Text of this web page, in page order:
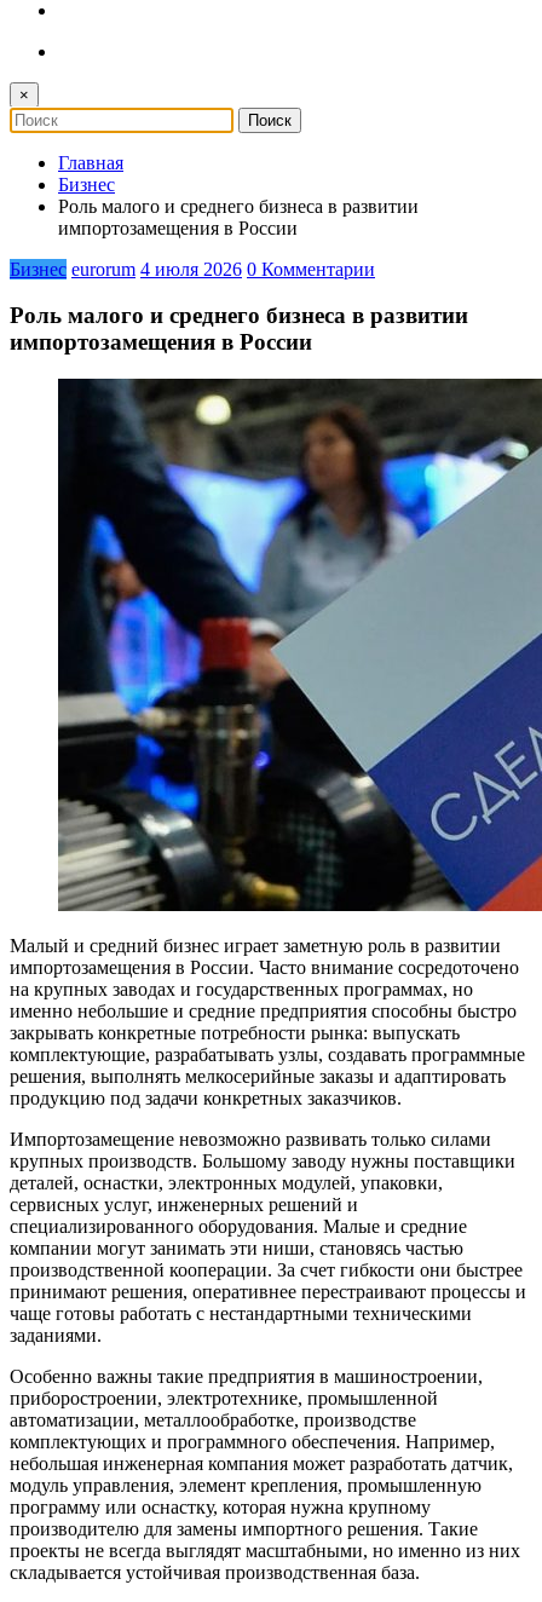
×
Главная
Бизнес
Роль малого и среднего бизнеса в развитии
импортозамещения в России
Бизнес eurorum 4 июля 2026 0 Комментарии
Роль малого и среднего бизнеса в развитии
импортозамещения в России
Малый и средний бизнес играет заметную роль в развитии
импортозамещения в России. Часто внимание сосредоточено
на крупных заводах и государственных программах, но
именно небольшие и средние предприятия способны быстро
закрывать конкретные потребности рынка: выпускать
комплектующие, разрабатывать узлы, создавать программные
решения, выполнять мелкосерийные заказы и адаптировать
продукцию под задачи конкретных заказчиков.
Импортозамещение невозможно развивать только силами
крупных производств. Большому заводу нужны поставщики
деталей, оснастки, электронных модулей, упаковки,
сервисных услуг, инженерных решений и
специализированного оборудования. Малые и средние
компании могут занимать эти ниши, становясь частью
производственной кооперации. За счет гибкости они быстрее
принимают решения, оперативнее перестраивают процессы и
чаще готовы работать с нестандартными техническими
заданиями.
Особенно важны такие предприятия в машиностроении,
приборостроении, электротехнике, промышленной
автоматизации, металлообработке, производстве
комплектующих и программного обеспечения. Например,
небольшая инженерная компания может разработать датчик,
модуль управления, элемент крепления, промышленную
программу или оснастку, которая нужна крупному
производителю для замены импортного решения. Такие
проекты не всегда выглядят масштабными, но именно из них
складывается устойчивая производственная база.